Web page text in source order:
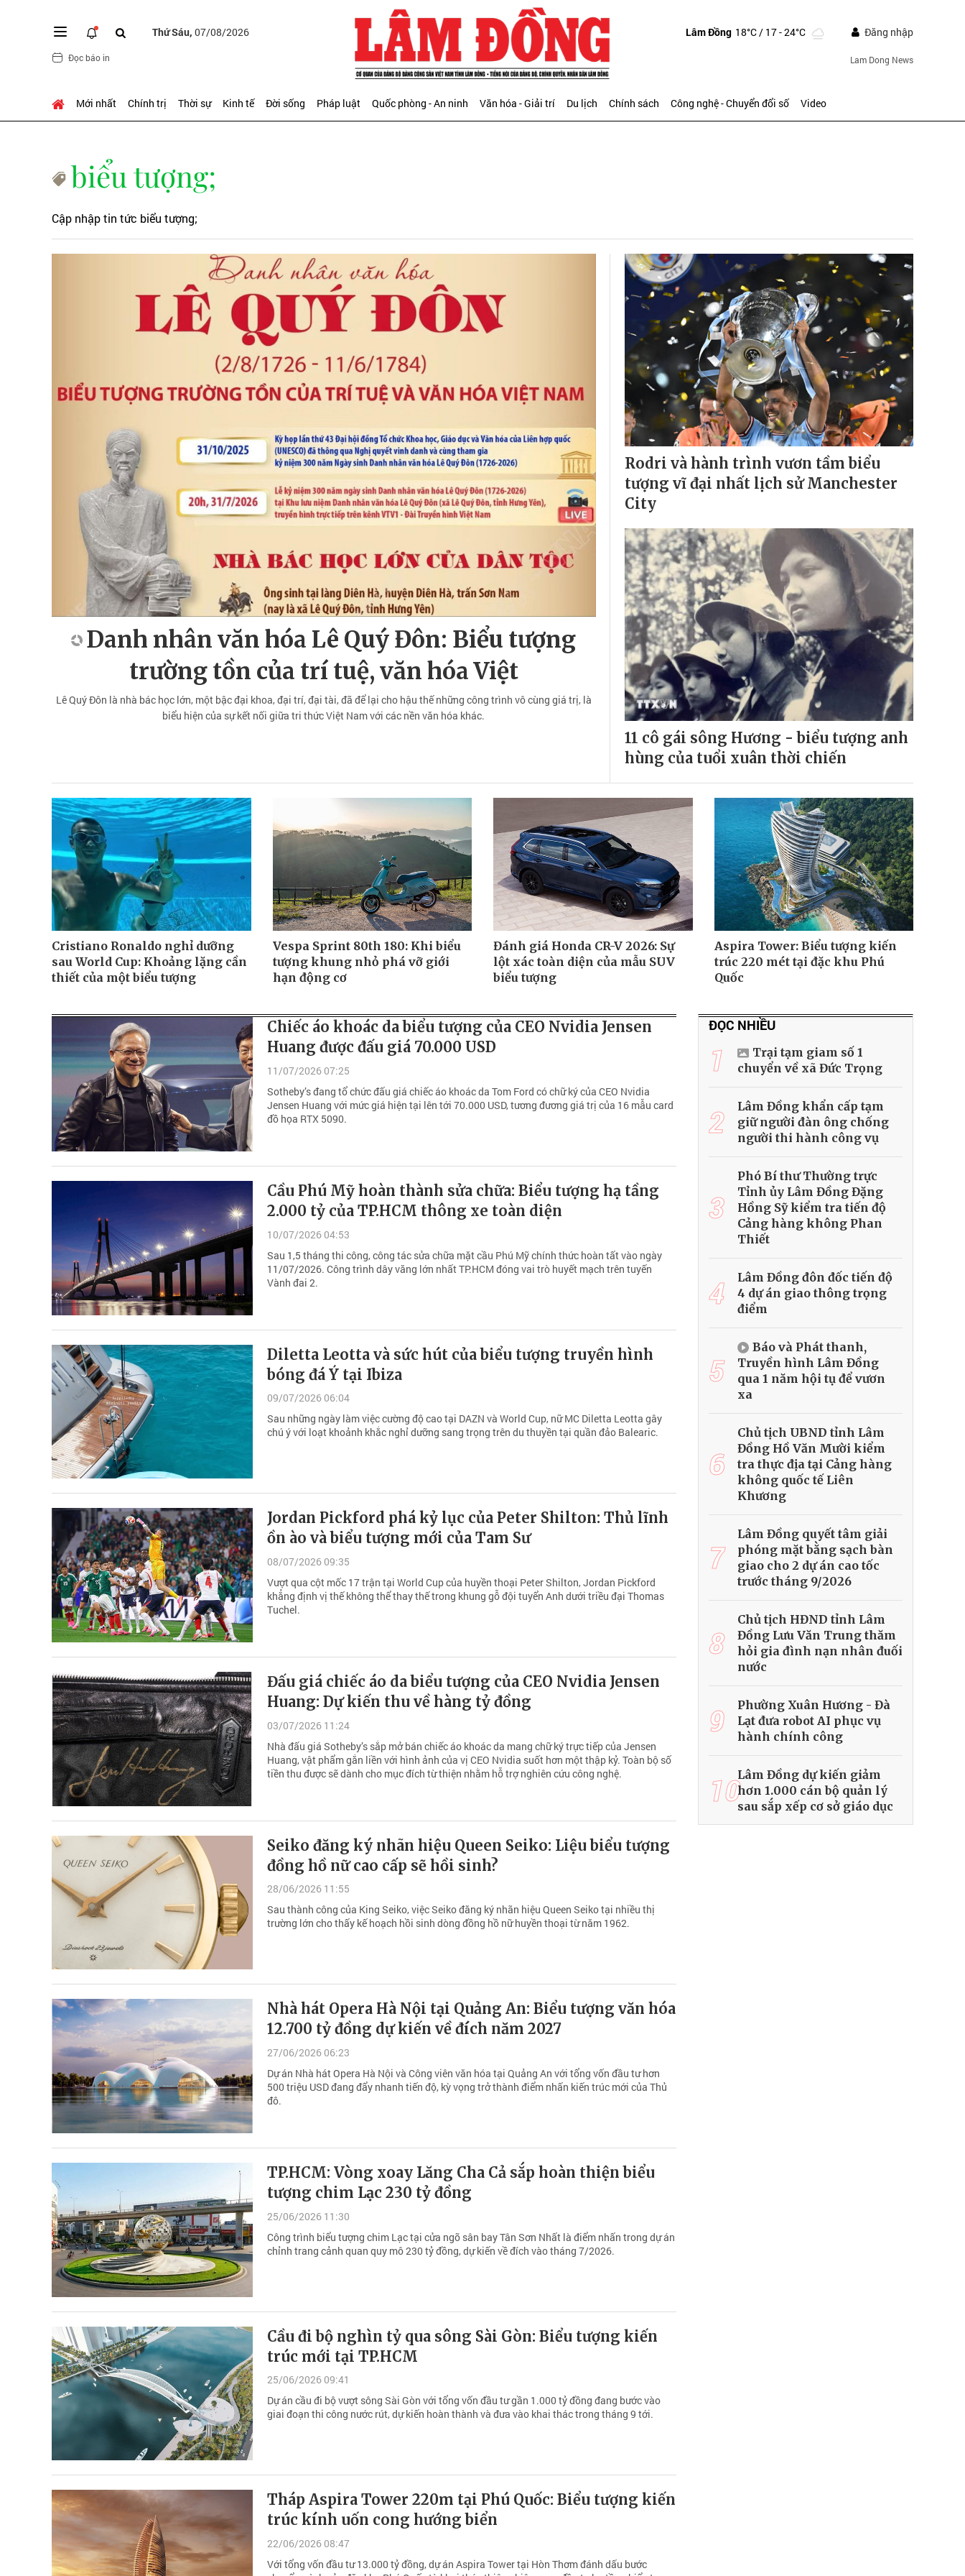
Thứ Sáu, 07/08/2026
Đọc báo in
Lâm Đồng 18°C/ 17 - 24°C Đăng nhập
Lam Dong News
Mới nhất Chính trị Thời sự Kinh tế Đời sống Pháp luật Quốc phòng - An ninh Văn hóa - Giải trí Du lịch Chính sách Công nghệ - Chuyển đổi số Video
biểu tượng;
Cập nhập tin tức biểu tượng;
Danh nhân văn hóa Lê Quý Đôn: Biểu tượng
trường tồn của trí tuệ, văn hóa Việt
Lê Quý Đôn là nhà bác học lớn, một bậc đại khoa, đại trí, đại tài, đã để lại cho hậu thế những công trình vô cùng giá trị, là
biểu hiện của sự kết nối giữa tri thức Việt Nam với các nền văn hóa khác.
Rodri và hành trình vươn tầm biểu
tượng vĩ đại nhất lịch sử Manchester
City
11 cô gái sông Hương - biểu tượng anh
hùng của tuổi xuân thời chiến
Cristiano Ronaldo nghỉ dưỡng
sau World Cup: Khoảng lặng cần
thiết của một biểu tượng
Vespa Sprint 80th 180: Khi biểu
tượng khung nhỏ phá vỡ giới
hạn động cơ
Đánh giá Honda CR-V 2026: Sự
lột xác toàn diện của mẫu SUV
biểu tượng
Aspira Tower: Biểu tượng kiến
trúc 220 mét tại đặc khu Phú
Quốc
Chiếc áo khoác da biểu tượng của CEO Nvidia Jensen
Huang được đấu giá 70.000 USD
11/07/2026 07:25
Sotheby’s đang tổ chức đấu giá chiếc áo khoác da Tom Ford có chữ ký của CEO Nvidia
Jensen Huang với mức giá hiện tại lên tới 70.000 USD, tương đương giá trị của 16 mẫu card
đồ họa RTX 5090.
Cầu Phú Mỹ hoàn thành sửa chữa: Biểu tượng hạ tầng
2.000 tỷ của TP.HCM thông xe toàn diện
10/07/2026 04:53
Sau 1,5 tháng thi công, công tác sửa chữa mặt cầu Phú Mỹ chính thức hoàn tất vào ngày
11/07/2026. Công trình dây văng lớn nhất TP.HCM đóng vai trò huyết mạch trên tuyến
Vành đai 2.
Diletta Leotta và sức hút của biểu tượng truyền hình
bóng đá Ý tại Ibiza
09/07/2026 06:04
Sau những ngày làm việc cường độ cao tại DAZN và World Cup, nữ MC Diletta Leotta gây
chú ý với loạt khoảnh khắc nghỉ dưỡng sang trọng trên du thuyền tại quần đảo Balearic.
Jordan Pickford phá kỷ lục của Peter Shilton: Thủ lĩnh
ồn ào và biểu tượng mới của Tam Sư
08/07/2026 09:35
Vượt qua cột mốc 17 trận tại World Cup của huyền thoại Peter Shilton, Jordan Pickford
khẳng định vị thế không thể thay thế trong khung gỗ đội tuyển Anh dưới triều đại Thomas
Tuchel.
Đấu giá chiếc áo da biểu tượng của CEO Nvidia Jensen
Huang: Dự kiến thu về hàng tỷ đồng
03/07/2026 11:24
Nhà đấu giá Sotheby’s sắp mở bán chiếc áo khoác da mang chữ ký trực tiếp của Jensen
Huang, vật phẩm gắn liền với hình ảnh của vị CEO Nvidia suốt hơn một thập kỷ. Toàn bộ số
tiền thu được sẽ dành cho mục đích từ thiện nhằm hỗ trợ nghiên cứu công nghệ.
Seiko đăng ký nhãn hiệu Queen Seiko: Liệu biểu tượng
đồng hồ nữ cao cấp sẽ hồi sinh?
28/06/2026 11:55
Sau thành công của King Seiko, việc Seiko đăng ký nhãn hiệu Queen Seiko tại nhiều thị
trường lớn cho thấy kế hoạch hồi sinh dòng đồng hồ nữ huyền thoại từ năm 1962.
Nhà hát Opera Hà Nội tại Quảng An: Biểu tượng văn hóa
12.700 tỷ đồng dự kiến về đích năm 2027
27/06/2026 06:23
Dự án Nhà hát Opera Hà Nội và Công viên văn hóa tại Quảng An với tổng vốn đầu tư hơn
500 triệu USD đang đẩy nhanh tiến độ, kỳ vọng trở thành điểm nhấn kiến trúc mới của Thủ
đô.
TP.HCM: Vòng xoay Lăng Cha Cả sắp hoàn thiện biểu
tượng chim Lạc 230 tỷ đồng
25/06/2026 11:30
Công trình biểu tượng chim Lạc tại cửa ngõ sân bay Tân Sơn Nhất là điểm nhấn trong dự án
chỉnh trang cảnh quan quy mô 230 tỷ đồng, dự kiến về đích vào tháng 7/2026.
Cầu đi bộ nghìn tỷ qua sông Sài Gòn: Biểu tượng kiến
trúc mới tại TP.HCM
25/06/2026 09:41
Dự án cầu đi bộ vượt sông Sài Gòn với tổng vốn đầu tư gần 1.000 tỷ đồng đang bước vào
giai đoạn thi công nước rút, dự kiến hoàn thành và đưa vào khai thác trong tháng 9 tới.
Tháp Aspira Tower 220m tại Phú Quốc: Biểu tượng kiến
trúc kính uốn cong hướng biển
22/06/2026 08:47
Với tổng vốn đầu tư 13.000 tỷ đồng, dự án Aspira Tower tại Hòn Thơm đánh dấu bước
ĐỌC NHIỀU
1
Trại tạm giam số 1
chuyển về xã Đức Trọng
2
Lâm Đồng khẩn cấp tạm
giữ người đàn ông chống
người thi hành công vụ
3
Phó Bí thư Thường trực
Tỉnh ủy Lâm Đồng Đặng
Hồng Sỹ kiểm tra tiến độ
Cảng hàng không Phan
Thiết
4
Lâm Đồng đôn đốc tiến độ
4 dự án giao thông trọng
điểm
5
Báo và Phát thanh,
Truyền hình Lâm Đồng
qua 1 năm hội tụ để vươn
xa
6
Chủ tịch UBND tỉnh Lâm
Đồng Hồ Văn Mười kiểm
tra thực địa tại Cảng hàng
không quốc tế Liên
Khương
7
Lâm Đồng quyết tâm giải
phóng mặt bằng sạch bàn
giao cho 2 dự án cao tốc
trước tháng 9/2026
8
Chủ tịch HĐND tỉnh Lâm
Đồng Lưu Văn Trung thăm
hỏi gia đình nạn nhân đuối
nước
9
Phường Xuân Hương - Đà
Lạt đưa robot AI phục vụ
hành chính công
10Lâm Đồng dự kiến giảm
hơn 1.000 cán bộ quản lý
sau sắp xếp cơ sở giáo dục